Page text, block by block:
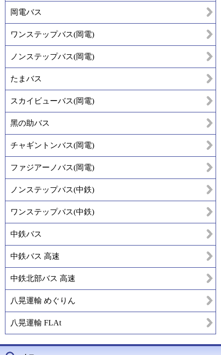
岡電バス
ワンステップバス(岡電)
ノンステップバス(岡電)
たまバス
スカイビューバス(岡電)
黑の助バス
チャギントンバス(岡電)
ファジアーノバス(岡電)
ノンステップバス(中鉄)
ワンステップバス(中鉄)
中鉄バス
中鉄バス 高速
中鉄北部バス 高速
八晃運輸 めぐりん
八晃運輸 FLAt